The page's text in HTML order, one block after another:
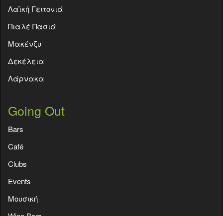
Λαϊκή Γειτονιά
Πιαλέ Πασιά
Μακένζυ
Δεκέλεια
Λάρνακα
Going Out
Bars
Café
Clubs
Events
Moυσική